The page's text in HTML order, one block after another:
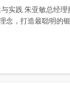
实践 朱亚敏总经
念，打造最聪明的